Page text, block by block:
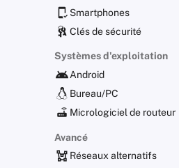
Smartphones
Clés de sécurité
Systèmes d'exploitation
Android
Distributions alternatives
Applications générales
Bureau/PC
Micrologiciel de routeur
Avancé
Réseaux alternatifs